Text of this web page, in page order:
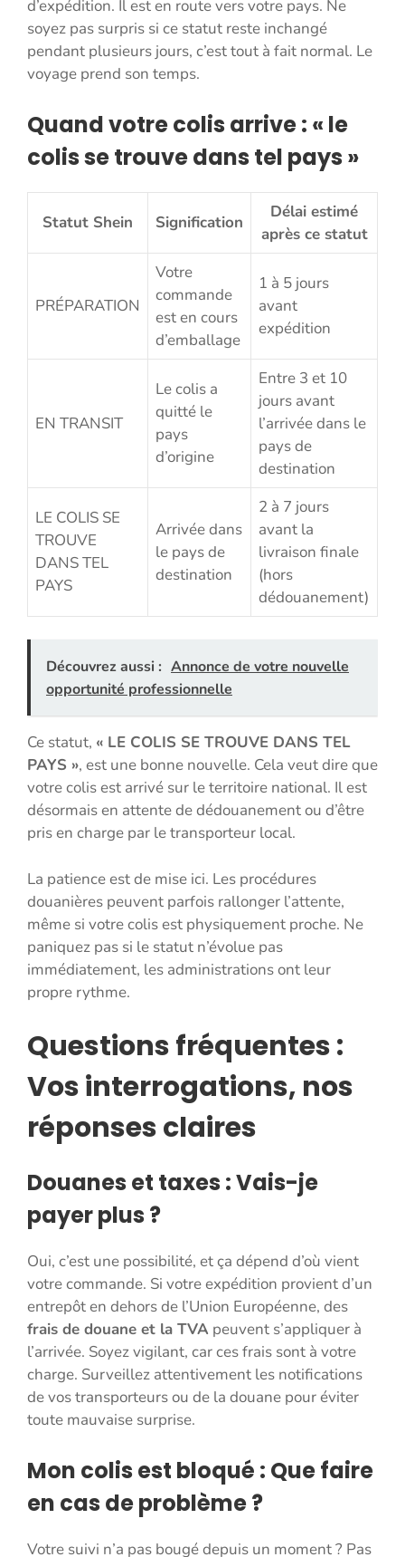
d’expédition. Il est en route vers votre pays. Ne
soyez pas surpris si ce statut reste inchangé
pendant plusieurs jours, c’est tout à fait normal. Le
voyage prend son temps.
Quand votre colis arrive : « le
colis se trouve dans tel pays »
Statut Shein Signification
Délai estimé
après ce statut
PRÉPARATION
Votre
commande
est en cours
d’emballage
1 à 5 jours
avant
expédition
EN TRANSIT
Le colis a
quitté le
pays
d’origine
Entre 3 et 10
jours avant
l’arrivée dans le
pays de
destination
LE COLIS SE
TROUVE
DANS TEL
PAYS
Arrivée dans
le pays de
destination
2 à 7 jours
avant la
livraison finale
(hors
dédouanement)
Découvrez aussi : Annonce de votre nouvelle
opportunité professionnelle
Ce statut, « LE COLIS SE TROUVE DANS TEL
PAYS », est une bonne nouvelle. Cela veut dire que
votre colis est arrivé sur le territoire national. Il est
désormais en attente de dédouanement ou d’être
pris en charge par le transporteur local.
La patience est de mise ici. Les procédures
douanières peuvent parfois rallonger l’attente,
même si votre colis est physiquement proche. Ne
paniquez pas si le statut n’évolue pas
immédiatement, les administrations ont leur
propre rythme.
Questions fréquentes :
Vos interrogations, nos
réponses claires
Douanes et taxes : Vais-je
payer plus ?
Oui, c’est une possibilité, et ça dépend d’où vient
votre commande. Si votre expédition provient d’un
entrepôt en dehors de l’Union Européenne, des
frais de douane et la TVA peuvent s’appliquer à
l’arrivée. Soyez vigilant, car ces frais sont à votre
charge. Surveillez attentivement les notifications
de vos transporteurs ou de la douane pour éviter
toute mauvaise surprise.
Mon colis est bloqué : Que faire
en cas de problème ?
Votre suivi n’a pas bougé depuis un moment ? Pas